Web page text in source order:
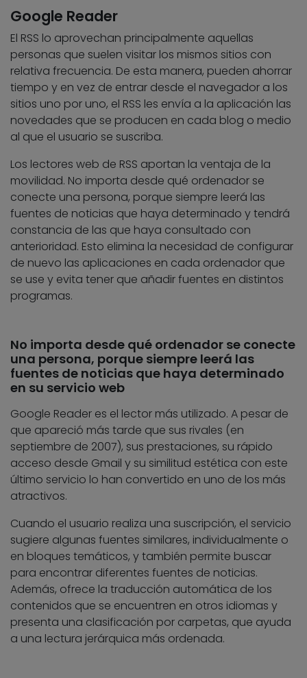
Google Reader
El RSS lo aprovechan principalmente aquellas
personas que suelen visitar los mismos sitios con
relativa frecuencia. De esta manera, pueden ahorrar
tiempo y en vez de entrar desde el navegador a los
sitios uno por uno, el RSS les envía a la aplicación las
novedades que se producen en cada blog o medio
al que el usuario se suscriba.
Los lectores web de RSS aportan la ventaja de la
movilidad. No importa desde qué ordenador se
conecte una persona, porque siempre leerá las
fuentes de noticias que haya determinado y tendrá
constancia de las que haya consultado con
anterioridad. Esto elimina la necesidad de configurar
de nuevo las aplicaciones en cada ordenador que
se use y evita tener que añadir fuentes en distintos
programas.
No importa desde qué ordenador se conecte
una persona, porque siempre leerá las
fuentes de noticias que haya determinado
en su servicio web
Google Reader es el lector más utilizado. A pesar de
que apareció más tarde que sus rivales (en
septiembre de 2007), sus prestaciones, su rápido
acceso desde Gmail y su similitud estética con este
último servicio lo han convertido en uno de los más
atractivos.
Cuando el usuario realiza una suscripción, el servicio
sugiere algunas fuentes similares, individualmente o
en bloques temáticos, y también permite buscar
para encontrar diferentes fuentes de noticias.
Además, ofrece la traducción automática de los
contenidos que se encuentren en otros idiomas y
presenta una clasificación por carpetas, que ayuda
a una lectura jerárquica más ordenada.